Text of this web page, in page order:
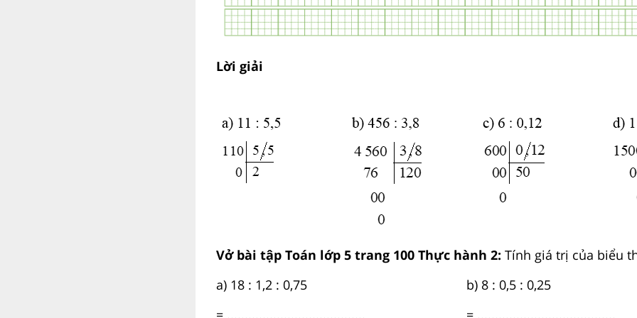
Lời giải
Vở bài tập Toán lớp 5 trang 100 Thực hành 2: Tính giá trị của biểu
a) 18 : 1,2 : 0,75
= .......................................
b) 8 : 0,5 : 0,25
= .......................................